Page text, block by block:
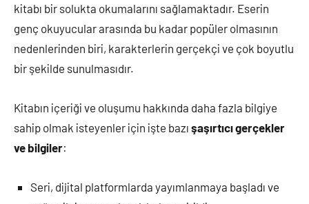
kitabı bir solukta okumalarını sağlamaktadır. Eserin
genç okuyucular arasında bu kadar popüler olmasının
nedenlerinden biri, karakterlerin gerçekçi ve çok boyutlu
bir şekilde sunulmasıdır.
Kitabın içeriği ve oluşumu hakkında daha fazla bilgiye
sahip olmak isteyenler için işte bazı şaşırtıcı gerçekler
ve bilgiler:
Seri, dijital platformlarda yayımlanmaya başladı ve